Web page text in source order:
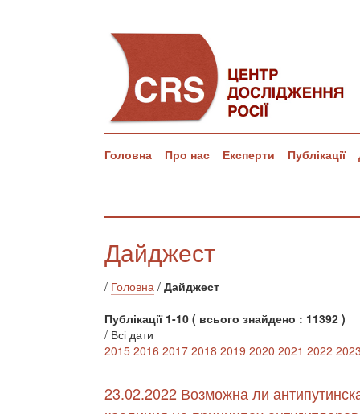
Головна Про нас Експерти Публікації
Дайджест
/ Головна / Дайджест
Публікації 1-10 ( всього знайдено : 11392 )
/ Всі дати
2015 2016 2017 2018 2019 2020 2021 2022
23.02.2022 Возможна ли